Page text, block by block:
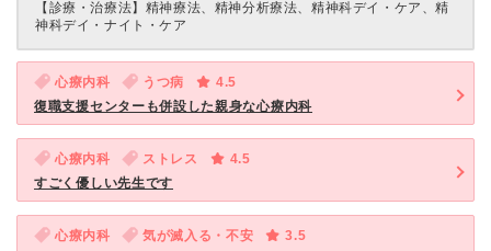
【診療・治療法】 精神療法、精神分析療法、精神科デイ・ケア、精
神科デイ・ナイト・ケア
心療内科 うつ病
4.5
復職支援センターも併設した親身な心療内科
心療内科 ストレス
4.5
すごく優しい先生です
心療内科 気が滅入る・不安
3.5